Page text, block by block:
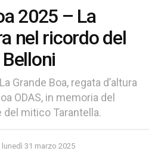
2025 – La
nel ricordo del
Grande Boa, regata d’altura
ODAS, in memoria del
mitico Tarantella.
lunedì 31 marzo 2025